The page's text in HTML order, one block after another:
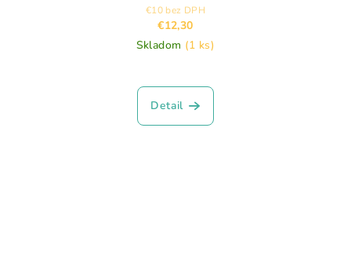
€10 bez DPH
€12,30
Skladom (1 ks)
Detail